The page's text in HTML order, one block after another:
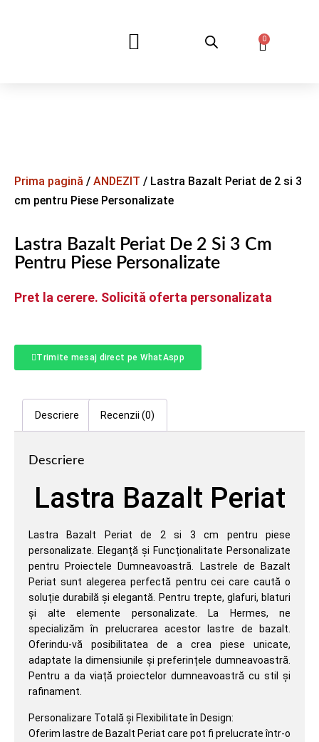
0
Prima pagină / ANDEZIT / Lastra Bazalt Periat de 2 si 3
cm pentru Piese Personalizate
Lastra Bazalt Periat De 2 Si 3 Cm
Pentru Piese Personalizate
Pret la cerere. Solicită oferta personalizata
Trimite mesaj direct pe WhatAspp
Descriere Recenzii (0)
Descriere
Lastra Bazalt Periat
Lastra Bazalt Periat de 2 si 3 cm pentru piese
personalizate. Eleganță și Funcționalitate Personalizate
pentru Proiectele Dumneavoastră. Lastrele de Bazalt
Periat sunt alegerea perfectă pentru cei care caută o
soluție durabilă și elegantă. Pentru trepte, glafuri, blaturi
și alte elemente personalizate. La Hermes, ne
specializăm în prelucrarea acestor lastre de bazalt.
Oferindu-vă posibilitatea de a crea piese unicate,
adaptate la dimensiunile și preferințele dumneavoastră.
Pentru a da viață proiectelor dumneavoastră cu stil și
rafinament.
Personalizare Totală și Flexibilitate în Design:
Oferim lastre de Bazalt Periat care pot fi prelucrate într-o